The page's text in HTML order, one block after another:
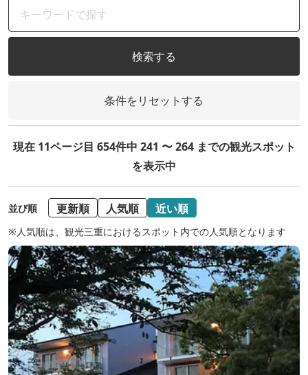
検索する
条件をリセットする
現在 11ページ目 654件中 241 〜 264 までの観光スポット
を表示中
並び順 更新順 人気順 近い順
※人気順は、観光三重におけるスポット内での人気順となります